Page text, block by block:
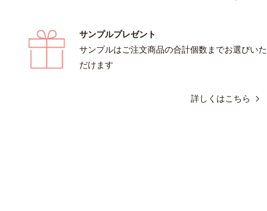
サンプルプレゼント
サンプルはご注文商品の合計個数までお選びいた
だけます
詳しくはこちら